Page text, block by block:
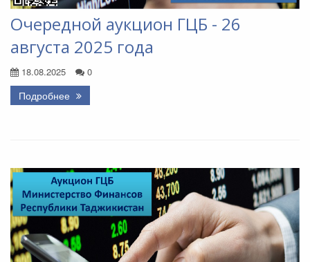
Очередной аукцион ГЦБ - 26
августа 2025 года
18.08.2025 0
Подробнее